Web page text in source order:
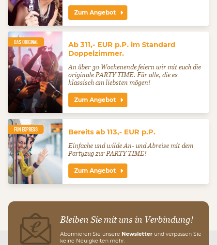
Zum Angebot
DAS ORIGINAL
Ab 311,- EUR p.P. im Standard
Doppelzimmer.
An über 30 Wochenende feiern wir mit euch die
originale PARTY TIME. Für alle, die es
klassisch am liebsten mögen!
Zum Angebot
FUN EXPRESS Bereits ab 113,- EUR p.P.
Einfache und wilde An- und Abreise mit dem
Partyzug zur PARTY TIME!
Zum Angebot
Bleiben Sie mit uns in Verbindung!
Abonnieren Sie unsere Newsletter und verpassen Sie
keine Neuigkeiten mehr.